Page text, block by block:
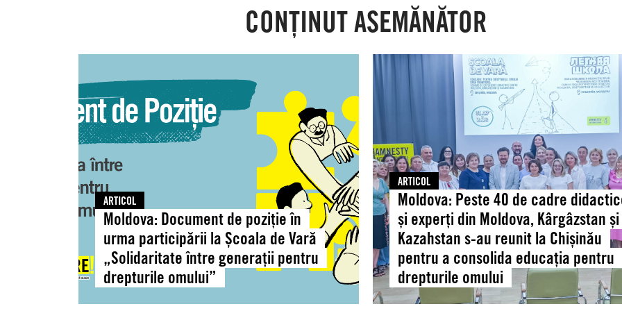
CONȚINUT ASEMĂNĂTOR
Document
de
poziție
în
urma
participării
Școala
de
„Solidaritate
între
generații
ARTICOL
Moldova: Document de poziție în
urma participării la Școala de Vară
„Solidaritate între generații pentru
drepturile omului”
Moldova:
Peste
didactice
și
experți
din
Moldova,
Kârgâzstan
și
Kazahstan
s-
au
ARTICOL
Moldova: Peste 40 de cadre
și experți din Moldova, Kârgâzstan și
Kazahstan s-au reunit la Chișinău
pentru a consolida educația pentru
drepturile omului